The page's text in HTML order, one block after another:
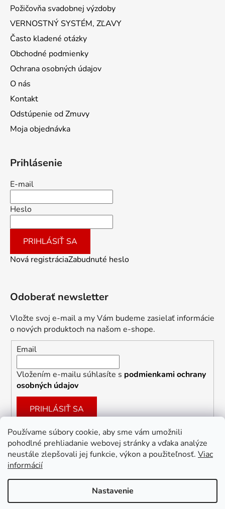
Používame súbory cookie, aby sme vám umožnili
pohodlné prehliadanie webovej stránky a vďaka analýze
neustále zlepšovali jej funkcie, výkon a použiteľnosť. Viac
informácií
Nastavenie
Požičovňa svadobnej výzdoby
VERNOSTNÝ SYSTÉM, ZĽAVY
Často kladené otázky
Obchodné podmienky
Ochrana osobných údajov
O nás
Kontakt
Odstúpenie od Zmuvy
Moja objednávka
Prihlásenie
E-mail
Heslo
PRIHLÁSIŤ SA
Nová registráciaZabudnuté heslo
Odoberať newsletter
Vložte svoj e-mail a my Vám budeme zasielať informácie
o nových produktoch na našom e-shope.
Email
Vložením e-mailu súhlasíte s podmienkami ochrany
osobných údajov
PRIHLÁSIŤ SA
Facebook